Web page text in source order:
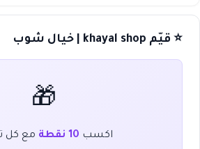
⭐ قيّم khayal shop | خيال شوب
🎁
اكسب 10 نقطة مع كل